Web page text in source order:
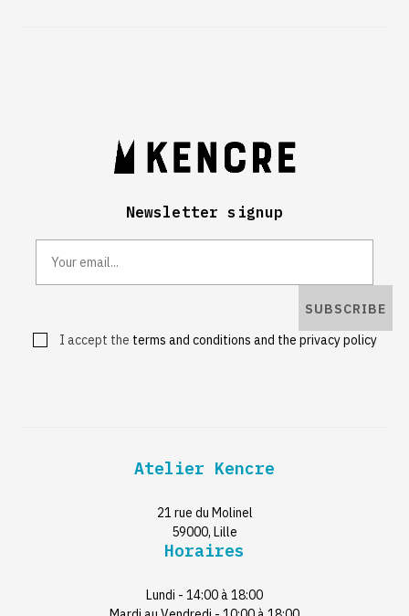
Newsletter signup
SUBSCRIBE
I accept the terms and conditions and the privacy policy
Atelier Kencre
21 rue du Molinel
59000, Lille
Horaires
Lundi - 14:00 à 18:00